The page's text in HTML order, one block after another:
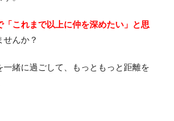
「これまで以上に仲を深めたい」と思
せんか？
緒に過ごして、もっともっと距離を